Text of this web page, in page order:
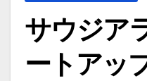
サウジア
ートアッ